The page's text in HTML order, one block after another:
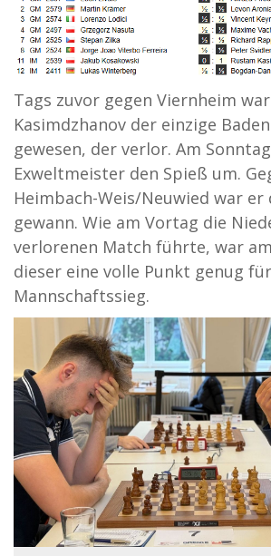
Tags zuvor gegen Viernheim
Kasimdzhanov der einzige
gewesen, der verlor. Am
Exweltmeister den Spieß um.
Heimbach-Weis/Neuwied war
gewann. Wie am Vortag die
verlorenen Match führte, war
dieser eine volle Punkt genug
Mannschaftssieg.